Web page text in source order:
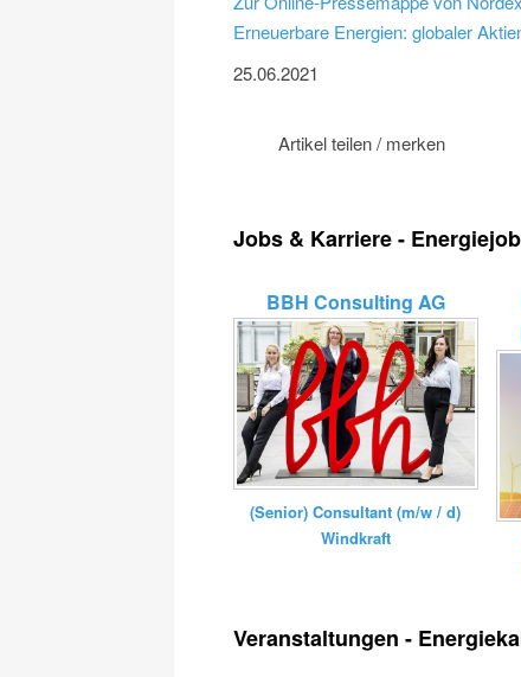
Erneuerbare Energien: globaler
25.06.2021
Artikel teilen / merken
Jobs & Karriere -
BBH Consulting AG
(Senior) Consultant (m/w / d)
Windkraft
Veranstaltungen -